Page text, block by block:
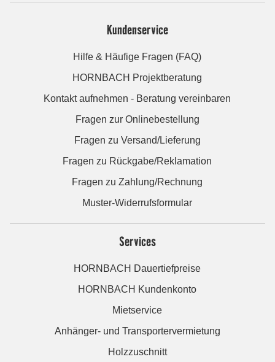
Kundenservice
Hilfe & Häufige Fragen (FAQ)
HORNBACH Projektberatung
Kontakt aufnehmen - Beratung vereinbaren
Fragen zur Onlinebestellung
Fragen zu Versand/Lieferung
Fragen zu Rückgabe/Reklamation
Fragen zu Zahlung/Rechnung
Muster-Widerrufsformular
Services
HORNBACH Dauertiefpreise
HORNBACH Kundenkonto
Mietservice
Anhänger- und Transportervermietung
Holzzuschnitt